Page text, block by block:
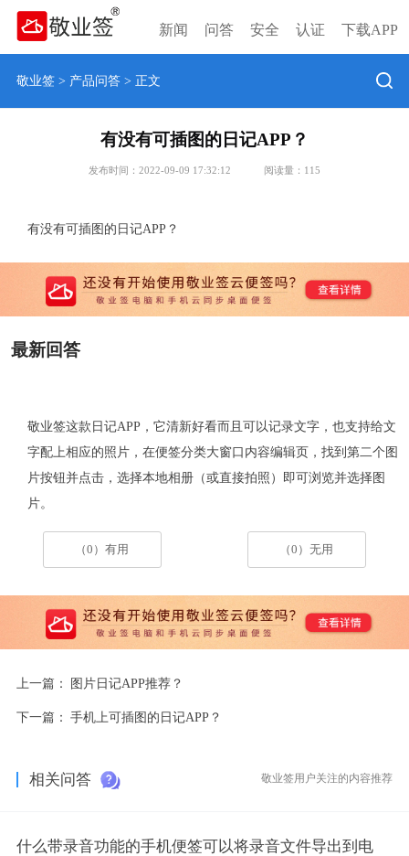
新闻 问答 安全 认证 下载APP
敬业签> 产品问答> 正文
有没有可插图的日记APP？
发布时间：2022-09-09 17:32:12 阅读量： 115
有没有可插图的日记APP？
最新回答
敬业签这款日记APP，它清新好看而且可以记录文字，也支持给文
字配上相应的照片，在便签分类大窗口内容编辑页，找到第二个图
片按钮并点击，选择本地相册（或直接拍照）即可浏览并选择图
片。
（0）有用 （0）无用
上一篇： 图片日记APP推荐？
下一篇： 手机上可插图的日记APP？
相关问答 敬业签用户关注的内容推荐
什么带录音功能的手机便签可以将录音文件导出到电